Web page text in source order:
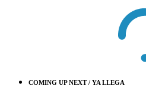
COMING UP NEXT / YA LLEGA